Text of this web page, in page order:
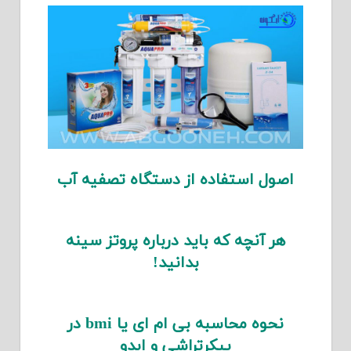
اصول استفاده از دستگاه تصفیه آب
هر آنچه که باید درباره پروتز سینه
بدانید!
نحوه محاسبه بی ام ای یا bmi در
پیکرتراشی و ابدو